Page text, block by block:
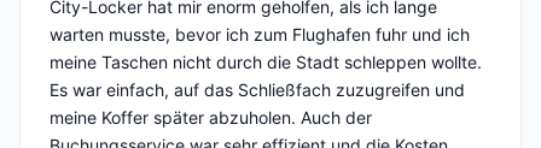
City-Locker hat mir enorm geholfen, als ich lange
warten musste, bevor ich zum Flughafen fuhr und ich
meine Taschen nicht durch die Stadt schleppen wollte.
Es war einfach, auf das Schließfach zuzugreifen und
meine Koffer später abzuholen. Auch der